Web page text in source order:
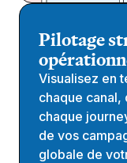
Pilotage
Visualisez en
chaque canal,
chaque
de vos
globale de